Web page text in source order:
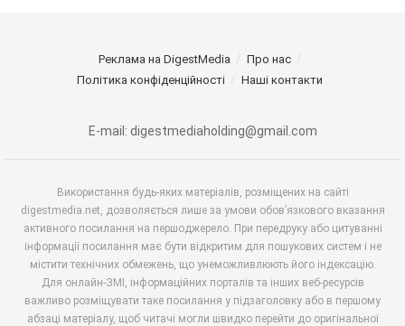
Реклама на DigestMedia
Про нас
Політика конфіденційності
Наші контакти
E-mail: digestmediaholding@gmail.com
Використання будь-яких матеріалів, розміщених на сайті
digestmedia.net, дозволяється лише за умови обов’язкового вказання
активного посилання на першоджерело. При передруку або цитуванні
інформації посилання має бути відкритим для пошукових систем і не
містити технічних обмежень, що унеможливлюють його індексацію.
Для онлайн-ЗМІ, інформаційних порталів та інших веб-ресурсів
важливо розміщувати таке посилання у підзаголовку або в першому
абзаці матеріалу, щоб читачі могли швидко перейти до оригінальної